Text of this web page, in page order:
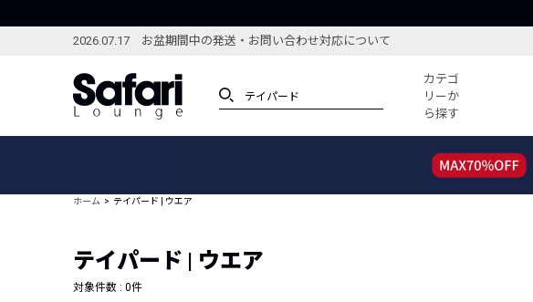
2026.07.17 お盆期間中の発送・お問い合わせ対応について
カテゴ
リーか
ら探す
ブランドから探す
新着アイテム
編集部のおすすめアイテム
す
ホーム テイパード | ウエア
テイパード | ウエア
対象件数 : 0件